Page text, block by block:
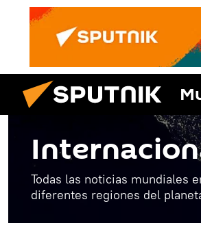
Todas las noticias mundiales
diferentes regiones del